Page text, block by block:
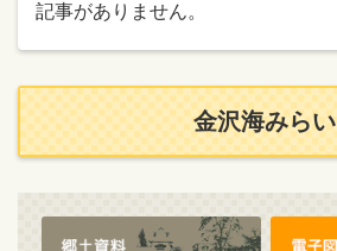
記事がありません。
金沢海みらい